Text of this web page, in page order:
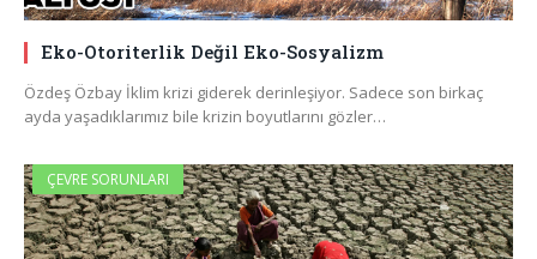
Eko-Otoriterlik Değil Eko-Sosyalizm
Özdeş Özbay İklim krizi giderek derinleşiyor. Sadece son birkaç
ayda yaşadıklarımız bile krizin boyutlarını gözler…
ÇEVRE SORUNLARI